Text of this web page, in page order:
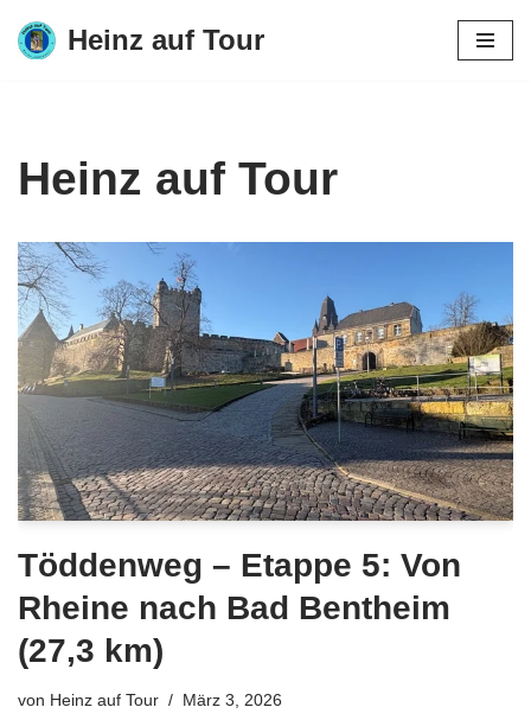
Zum
Heinz auf Tour
Heinz auf Tour
Töddenweg – Etappe 5: Von
Rheine nach Bad Bentheim
(27,3 km)
von Heinz auf Tour März 3, 2026